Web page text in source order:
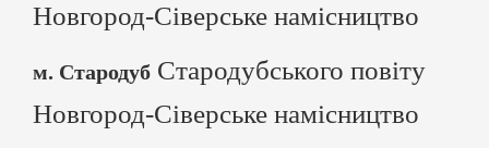
Новгород-Сіверське намісництво
м. Стародуб Стародубського повіту
Новгород-Сіверське намісництво